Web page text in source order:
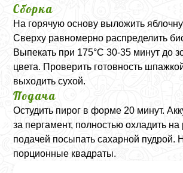
Сборка
На горячую основу выложить
Сверху равномерно распределить
Выпекать при 175°C 30-35 минут до
цвета. Проверить готовность
выходить сухой.
Подача
Остудить пирог в форме 20 минут.
за пергамент, полностью охладить
подачей посыпать сахарной пудрой.
порционные квадраты.